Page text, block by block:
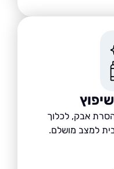
לכלוך
מושלם.